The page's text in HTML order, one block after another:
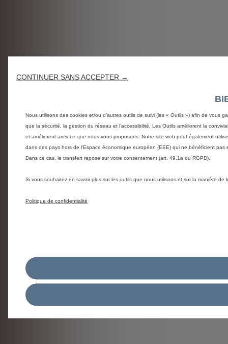
CONTINUER SANS ACCEPTER →
Nous utilisons des cookies et/ou d’autres outils de suivi (les « Outils ») afin de vous
que la sécurité, la gestion du réseau et l’accessibilité. Les Outils améliorent la
et améliorent ainsi ce que nous vous proposons. Notre site web peut également
dans des pays hors de l'Espace économique européen (EEE) qui ne bénéficient
Dans ce cas, le transfert repose sur votre consentement (art. 49.1a du RGPD).
Si vous souhaitez en savoir plus sur les outils que nous utilisons et sur la manière
Politique de confidentialité